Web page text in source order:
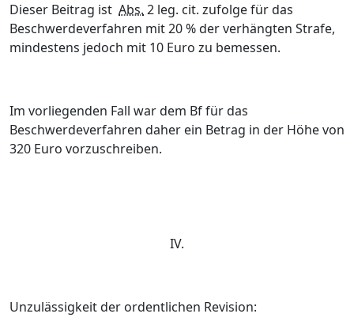
Dieser Beitrag ist Abs. 2 leg. cit. zufolge für das
Beschwerdeverfahren mit 20 % der verhängten Strafe,
mindestens jedoch mit 10 Euro zu bemessen.
Im vorliegenden Fall war dem Bf für das
Beschwerdeverfahren daher ein Betrag in der Höhe von
320 Euro vorzuschreiben.
IV.
Unzulässigkeit der ordentlichen Revision: